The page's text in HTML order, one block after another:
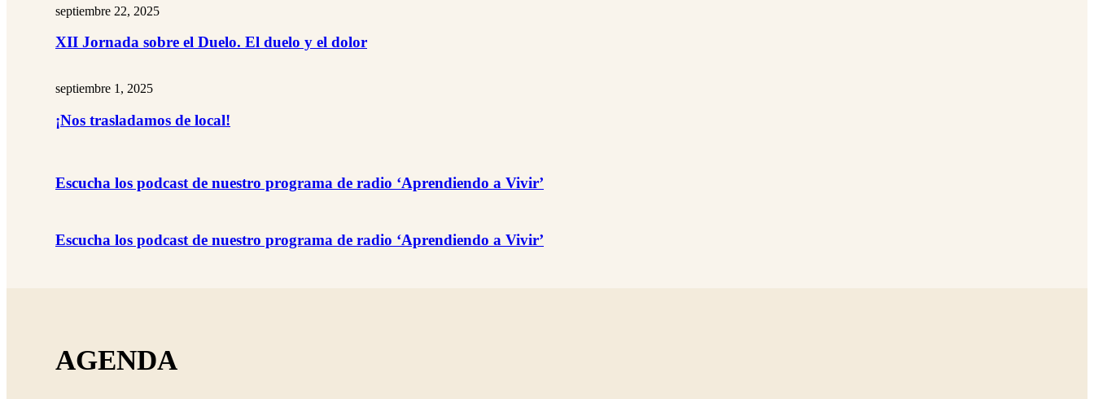
septiembre 22, 2025
XII Jornada sobre el Duelo. El duelo y el dolor
septiembre 1, 2025
¡Nos trasladamos de local!
Escucha los podcast de nuestro programa de radio ‘Aprendiendo a Vivir’
Escucha los podcast de nuestro programa de radio ‘Aprendiendo a Vivir’
AGENDA